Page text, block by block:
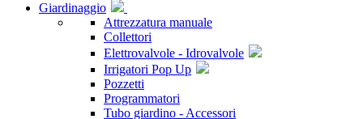
Giardinaggio
Attrezzatura manuale
Collettori
Elettrovalvole - Idrovalvole
Irrigatori Pop Up
Pozzetti
Programmatori
Tubo giardino - Accessori